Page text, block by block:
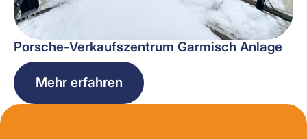
Porsche-Verkaufszentrum Garmisch Anlage
Mehr erfahren